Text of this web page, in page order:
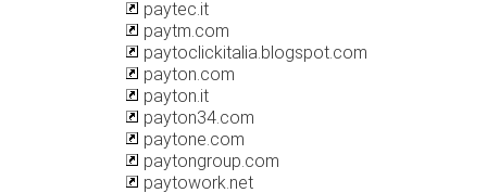
paytec.it
paytm.com
paytoclickitalia.blogspot.com
payton.com
payton.it
payton34.com
paytone.com
paytongroup.com
paytowork.net